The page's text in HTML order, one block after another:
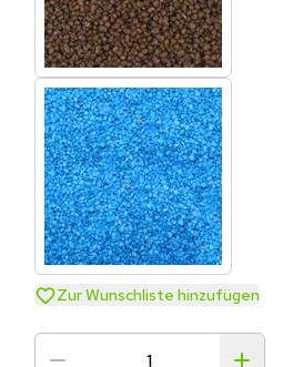
Zur Wunschliste hinzufügen